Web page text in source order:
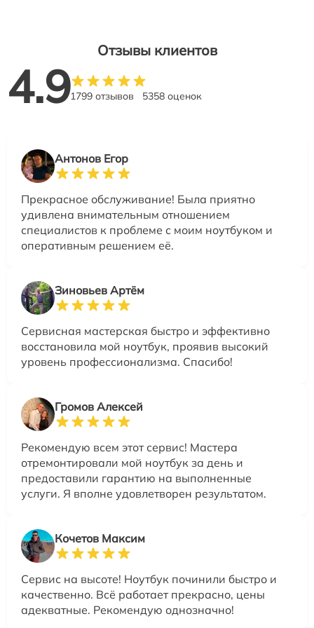
Отзывы клиентов
4.91799 отзывов 5358 оценок
Антонов Егор
Прекрасное обслуживание! Была приятно
удивлена внимательным отношением
специалистов к проблеме с моим ноутбуком и
оперативным решением её.
Зиновьев Артём
Сервисная мастерская быстро и эффективно
восстановила мой ноутбук, проявив высокий
уровень профессионализма. Спасибо!
Громов Алексей
Рекомендую всем этот сервис! Мастера
отремонтировали мой ноутбук за день и
предоставили гарантию на выполненные
услуги. Я вполне удовлетворен результатом.
Кочетов Максим
Сервис на высоте! Ноутбук починили быстро и
качественно. Всё работает прекрасно, цены
адекватные. Рекомендую однозначно!